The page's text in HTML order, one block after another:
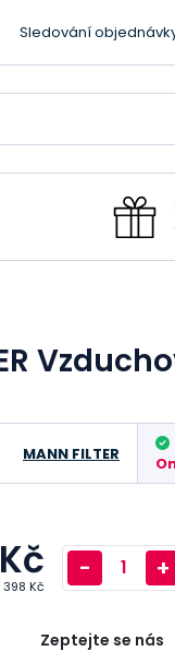
Sledování
MANN FILTER
398 Kč
- +
Zeptejte se nás